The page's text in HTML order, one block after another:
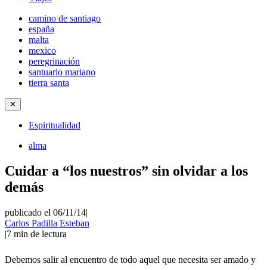
camino de santiago
españa
malta
mexico
peregrinación
santuario mariano
tierra santa
✕
Espiritualidad
alma
Cuidar a “los nuestros” sin olvidar a los
demás
publicado el 06/11/14|
Carlos Padilla Esteban
|7 min de lectura
Debemos salir al encuentro de todo aquel que necesita ser amado y